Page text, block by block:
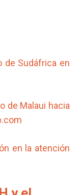
de Sudáfrica en
de Malaui hacia
en la atención